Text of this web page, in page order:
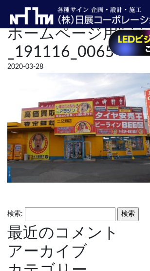
ホームページ用写真
_191116_0065
2020-03-28
検索:
最近のコメント
アーカイブ